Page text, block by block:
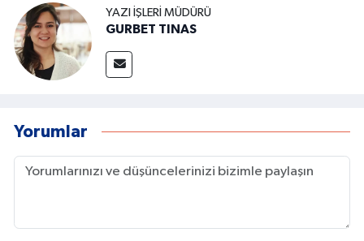
YAZI İŞLERI MÜDÜRÜ
GURBET TINAS
Yorumlar